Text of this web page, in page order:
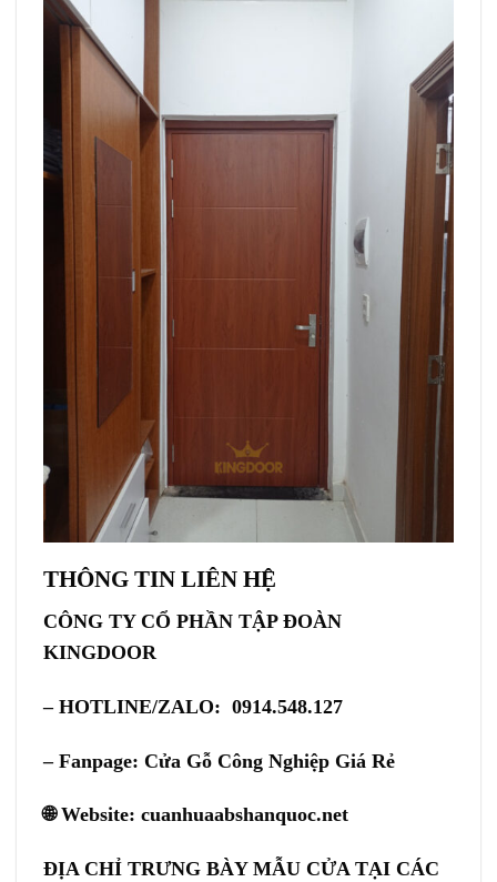
THÔNG TIN LIÊN HỆ
CÔNG TY CỔ PHẦN TẬP ĐOÀN
KINGDOOR
– HOTLINE/ZALO: 0914.548.127
– Fanpage: Cửa Gỗ Công Nghiệp Giá Rẻ
🌐 Website: cuanhuaabshanquoc.net
ĐỊA CHỈ TRƯNG BÀY MẪU CỬA TẠI CÁC